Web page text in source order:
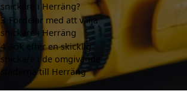
snickare i Herräng?
3 Fördelar med att välja
snickare i Herräng
4
Sök efter en skicklig
snickare i de omgivande
städerna till Herräng